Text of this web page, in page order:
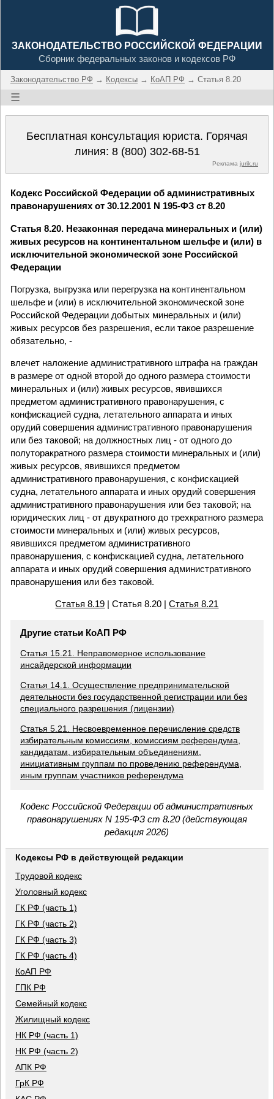
ЗАКОНОДАТЕЛЬСТВО РОССИЙСКОЙ ФЕДЕРАЦИИ
Сборник федеральных законов и кодексов РФ
Законодательство РФ → Кодексы → КоАП РФ → Статья 8.20
☰
Бесплатная консультация юриста. Горячая
линия: 8 (800) 302-68-51
Реклама jurik.ru
Кодекс Российской Федерации об административных
правонарушениях от 30.12.2001 N 195-ФЗ ст 8.20
Статья 8.20. Незаконная передача минеральных и (или)
живых ресурсов на континентальном шельфе и (или) в
исключительной экономической зоне Российской
Федерации
Погрузка, выгрузка или перегрузка на континентальном
шельфе и (или) в исключительной экономической зоне
Российской Федерации добытых минеральных и (или)
живых ресурсов без разрешения, если такое разрешение
обязательно, -
влечет наложение административного штрафа на граждан
в размере от одной второй до одного размера стоимости
минеральных и (или) живых ресурсов, явившихся
предметом административного правонарушения, с
конфискацией судна, летательного аппарата и иных
орудий совершения административного правонарушения
или без таковой; на должностных лиц - от одного до
полуторакратного размера стоимости минеральных и (или)
живых ресурсов, явившихся предметом
административного правонарушения, с конфискацией
судна, летательного аппарата и иных орудий совершения
административного правонарушения или без таковой; на
юридических лиц - от двукратного до трехкратного размера
стоимости минеральных и (или) живых ресурсов,
явившихся предметом административного
правонарушения, с конфискацией судна, летательного
аппарата и иных орудий совершения административного
правонарушения или без таковой.
Статья 8.19 | Статья 8.20 |Статья 8.21
Другие статьи КоАП РФ
Статья 15.21. Неправомерное использование
инсайдерской информации
Статья 14.1. Осуществление предпринимательской
деятельности без государственной регистрации или без
специального разрешения (лицензии)
Статья 5.21. Несвоевременное перечисление средств
избирательным комиссиям, комиссиям референдума,
кандидатам, избирательным объединениям,
инициативным группам по проведению референдума,
иным группам участников референдума
Кодекс Российской Федерации об административных
правонарушениях N 195-ФЗ ст 8.20 (действующая
редакция 2026)
Кодексы РФ в действующей редакции
Трудовой кодекс
Уголовный кодекс
ГК РФ (часть 1)
ГК РФ (часть 2)
ГК РФ (часть 3)
ГК РФ (часть 4)
КоАП РФ
ГПК РФ
Семейный кодекс
Жилищный кодекс
НК РФ (часть 1)
НК РФ (часть 2)
АПК РФ
ГрК РФ